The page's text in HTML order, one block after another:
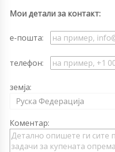
Мои детали за контакт:
е-пошта:
телефон:
земја:
Руска Федерација
Коментар: